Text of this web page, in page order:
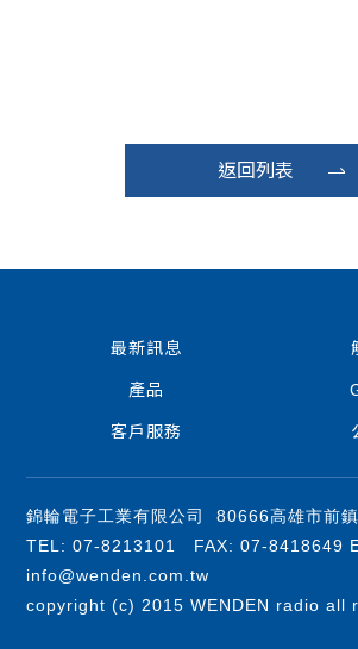
返回列表
最新訊息
產品
客戶服務
錦輪電子工業有限公司 80666高雄市前
TEL: 07-8213101 FAX: 07-8418649
info@wenden.com.tw
copyright (c) 2015 WENDEN radio all